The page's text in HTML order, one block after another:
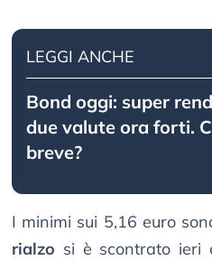
LEGGI ANCHE
Bond oggi: super
due valute ora forti.
breve?
I minimi sui 5,16 euro
rialzo si è scontrato ieri